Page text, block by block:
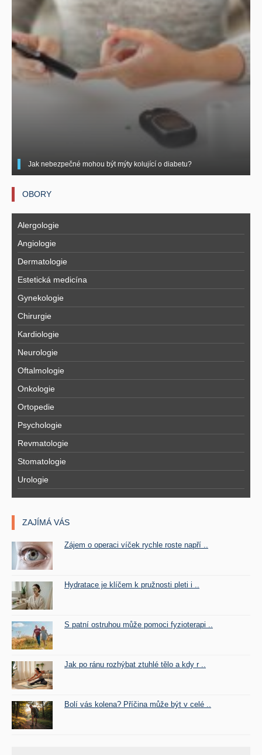
Jak nebezpečné mohou být mýty kolující o diabetu?
OBORY
Alergologie
Angiologie
Dermatologie
Estetická medicína
Gynekologie
Chirurgie
Kardiologie
Neurologie
Oftalmologie
Onkologie
Ortopedie
Psychologie
Revmatologie
Stomatologie
Urologie
ZAJÍMÁ VÁS
Zájem o operaci víček rychle roste napří ..
Hydratace je klíčem k pružnosti pleti i ..
S patní ostruhou může pomoci fyzioterapi ..
Jak po ránu rozhýbat ztuhlé tělo a kdy r ..
Bolí vás kolena? Příčina může být v celé ..